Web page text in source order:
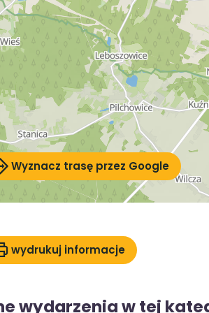
Wyznacz trasę przez Google
wydrukuj informacje
wydarzenia w tej